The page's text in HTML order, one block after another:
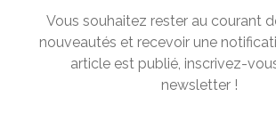
← Revenir aux actualités
Vous souhaitez rester au courant
nouveautés et recevoir une
article est publié, inscrivez-
newsletter !